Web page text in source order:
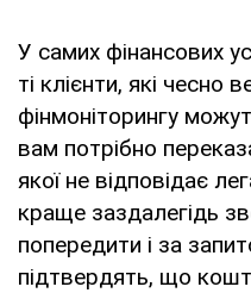
У самих фінансових
ті клієнти, які чесно
фінмоніторингу
вам потрібно
якої не відповідає
краще заздалегідь
попередити і за
підтвердять, що